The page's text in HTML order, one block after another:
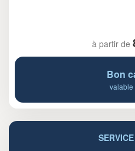
à partir de
Bon
valable